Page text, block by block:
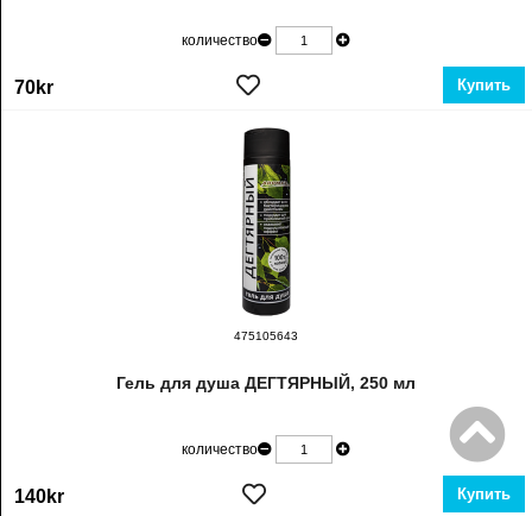
количество
70kr Купить
475105643
Гель для душа ДЕГТЯРНЫЙ, 250 мл
количество
140kr Купить